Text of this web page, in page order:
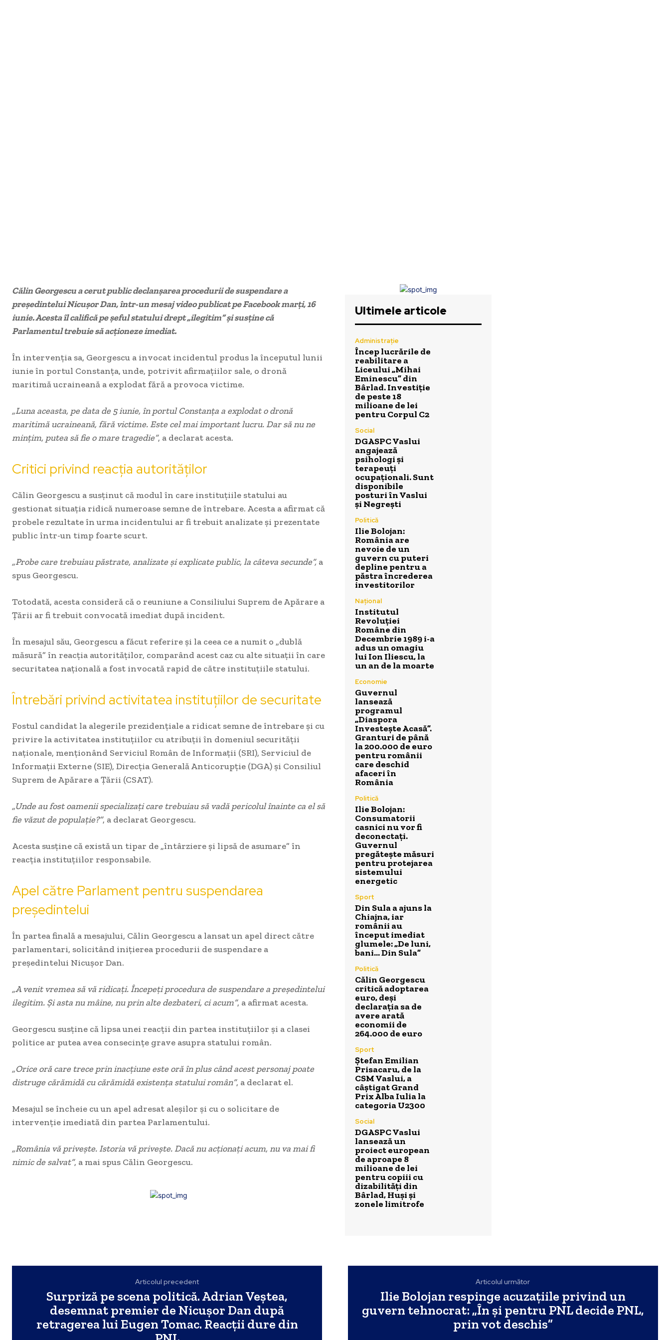
Călin Georgescu a cerut public declanșarea procedurii de suspendare a
președintelui Nicușor Dan, într-un mesaj video publicat pe Facebook marți, 16
iunie. Acesta îl califică pe șeful statului drept „ilegitim” și susține că
Parlamentul trebuie să acționeze imediat.
În intervenția sa, Georgescu a invocat incidentul produs la începutul lunii
iunie în portul Constanța, unde, potrivit afirmațiilor sale, o dronă
maritimă ucraineană a explodat fără a provoca victime.
„Luna aceasta, pe data de 5 iunie, în portul Constanța a explodat o dronă
maritimă ucraineană, fără victime. Este cel mai important lucru. Dar să nu ne
mințim, putea să fie o mare tragedie”, a declarat acesta.
Critici privind reacția autorităților
Călin Georgescu a susținut că modul în care instituțiile statului au
gestionat situația ridică numeroase semne de întrebare. Acesta a afirmat că
probele rezultate în urma incidentului ar fi trebuit analizate și prezentate
public într-un timp foarte scurt.
„Probe care trebuiau păstrate, analizate și explicate public, la câteva secunde”, a
spus Georgescu.
Totodată, acesta consideră că o reuniune a Consiliului Suprem de Apărare a
Țării ar fi trebuit convocată imediat după incident.
În mesajul său, Georgescu a făcut referire și la ceea ce a numit o „dublă
măsură” în reacția autorităților, comparând acest caz cu alte situații în care
securitatea națională a fost invocată rapid de către instituțiile statului.
Întrebări privind activitatea instituțiilor de securitate
Fostul candidat la alegerile prezidențiale a ridicat semne de întrebare și cu
privire la activitatea instituțiilor cu atribuții în domeniul securității
naționale, menționând Serviciul Român de Informații (SRI), Serviciul de
Informații Externe (SIE), Direcția Generală Anticorupție (DGA) și Consiliul
Suprem de Apărare a Țării (CSAT).
„Unde au fost oamenii specializați care trebuiau să vadă pericolul înainte ca el să
fie văzut de populație?”, a declarat Georgescu.
Acesta susține că există un tipar de „întârziere și lipsă de asumare” în
reacția instituțiilor responsabile.
Apel către Parlament pentru suspendarea
președintelui
În partea finală a mesajului, Călin Georgescu a lansat un apel direct către
parlamentari, solicitând inițierea procedurii de suspendare a
președintelui Nicușor Dan.
„A venit vremea să vă ridicați. Începeți procedura de suspendare a președintelui
ilegitim. Și asta nu mâine, nu prin alte dezbateri, ci acum”, a afirmat acesta.
Georgescu susține că lipsa unei reacții din partea instituțiilor și a clasei
politice ar putea avea consecințe grave asupra statului român.
„Orice oră care trece prin inacțiune este oră în plus când acest personaj poate
distruge cărămidă cu cărămidă existența statului român”, a declarat el.
Mesajul se încheie cu un apel adresat aleșilor și cu o solicitare de
intervenție imediată din partea Parlamentului.
„România vă privește. Istoria vă privește. Dacă nu acționați acum, nu va mai fi
nimic de salvat”, a mai spus Călin Georgescu.
Ultimele articole
Administrație
Încep lucrările de
reabilitare a
Liceului „Mihai
Eminescu” din
Bârlad. Investiție
de peste 18
milioane de lei
pentru Corpul C2
Social
DGASPC Vaslui
angajează
psihologi și
terapeuți
ocupaționali. Sunt
disponibile
posturi în Vaslui
și Negrești
Politică
Ilie Bolojan:
România are
nevoie de un
guvern cu puteri
depline pentru a
păstra încrederea
investitorilor
Național
Institutul
Revoluției
Române din
Decembrie 1989 i-a
adus un omagiu
lui Ion Iliescu, la
un an de la moarte
Economie
Guvernul
lansează
programul
„Diaspora
Investește Acasă”.
Granturi de până
la 200.000 de euro
pentru românii
care deschid
afaceri în
România
Politică
Ilie Bolojan:
Consumatorii
casnici nu vor fi
deconectați.
Guvernul
pregătește măsuri
pentru protejarea
sistemului
energetic
Sport
Din Sula a ajuns la
Chiajna, iar
românii au
început imediat
glumele: „De luni,
bani… Din Sula”
Politică
Călin Georgescu
critică adoptarea
euro, deși
declarația sa de
avere arată
economii de
264.000 de euro
Sport
Ștefan Emilian
Prisacaru, de la
CSM Vaslui, a
câștigat Grand
Prix Alba Iulia la
categoria U2300
Social
DGASPC Vaslui
lansează un
proiect european
de aproape 8
milioane de lei
pentru copiii cu
dizabilități din
Bârlad, Huși și
zonele limitrofe
Articolul precedent
Surpriză pe scena politică. Adrian Veștea,
desemnat premier de Nicușor Dan după
retragerea lui Eugen Tomac. Reacții dure din
Articolul următor
Ilie Bolojan respinge acuzațiile privind un
guvern tehnocrat: „În și pentru PNL decide PNL,
prin vot deschis”